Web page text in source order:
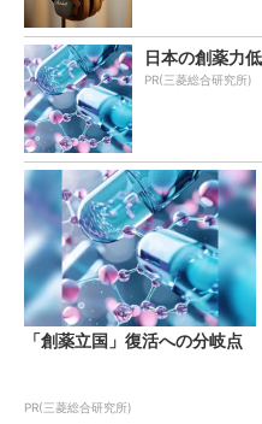
日本の創薬力
PR(三菱総合研究所)
「創薬立国」復活への分岐点
PR(三菱総合研究所)